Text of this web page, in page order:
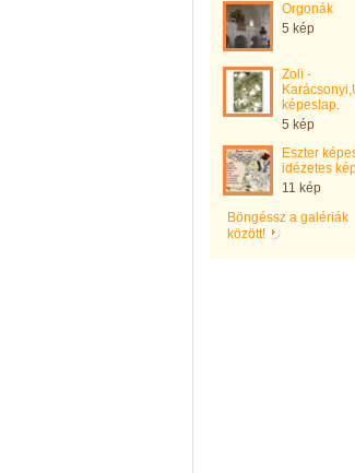
Orgonák
5 kép
Zoli -
képeslap.
5 kép
Eszter
idézetes
11 kép
Böngéssz a galériák
között!